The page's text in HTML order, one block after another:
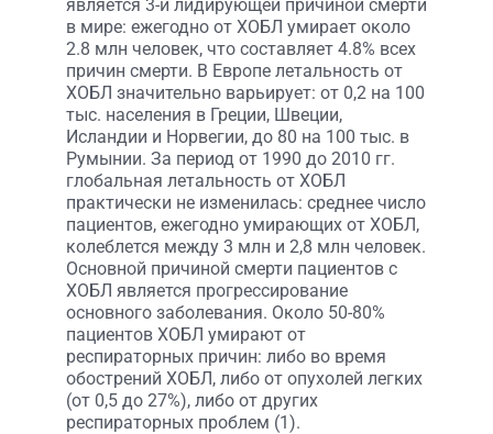
является 3-й лидирующей причиной смерти
в мире: ежегодно от ХОБЛ умирает около
2.8 млн человек, что составляет 4.8% всех
причин смерти. В Европе летальность от
ХОБЛ значительно варьирует: от 0,2 на 100
тыс. населения в Греции, Швеции,
Исландии и Норвегии, до 80 на 100 тыс. в
Румынии. За период от 1990 до 2010 гг.
глобальная летальность от ХОБЛ
практически не изменилась: среднее число
пациентов, ежегодно умирающих от ХОБЛ,
колеблется между 3 млн и 2,8 млн человек.
Основной причиной смерти пациентов с
ХОБЛ является прогрессирование
основного заболевания. Около 50-80%
пациентов ХОБЛ умирают от
респираторных причин: либо во время
обострений ХОБЛ, либо от опухолей легких
(от 0,5 до 27%), либо от других
респираторных проблем (1).